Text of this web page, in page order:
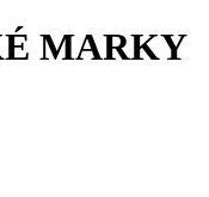
MARKY